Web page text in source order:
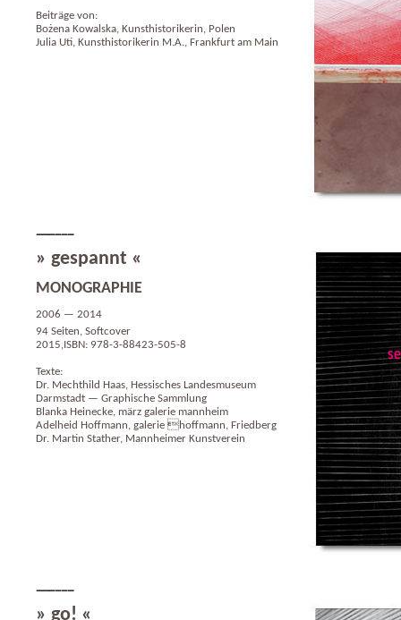
Beiträge von:
Bożena Kowalska, Kunsthistorikerin, Polen
Julia Uti, Kunsthistorikerin M.A., Frankfurt am Main
» gespannt «
MONOGRAPHIE
2006 — 2014
94 Seiten, Softcover
2015,ISBN: 978-3-88423-505-8
Texte:
Dr. Mechthild Haas, Hessisches Landesmuseum
Darmstadt — Graphische Sammlung
Blanka Heinecke, märz galerie mannheim
Adelheid Hoffmann, galerie hoffmann, Friedberg
Dr. Martin Stather, Mannheimer Kunstverein
» go! «